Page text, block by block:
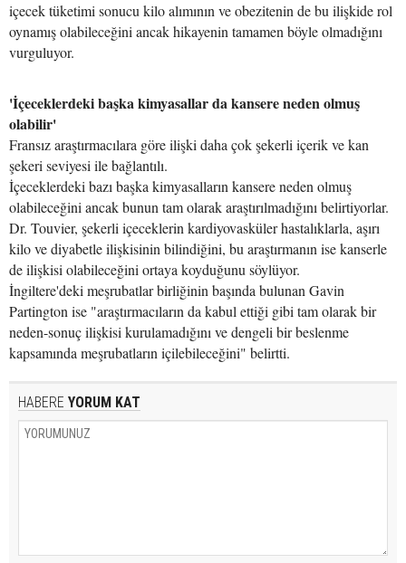
içecek tüketimi sonucu kilo alımının ve obezitenin de bu ilişkide rol
oynamış olabileceğini ancak hikayenin tamamen böyle olmadığını
vurguluyor.
'İçeceklerdeki başka kimyasallar da kansere neden olmuş
olabilir'
Fransız araştırmacılara göre ilişki daha çok şekerli içerik ve kan
şekeri seviyesi ile bağlantılı.
İçeceklerdeki bazı başka kimyasalların kansere neden olmuş
olabileceğini ancak bunun tam olarak araştırılmadığını belirtiyorlar.
Dr. Touvier, şekerli içeceklerin kardiyovasküler hastalıklarla, aşırı
kilo ve diyabetle ilişkisinin bilindiğini, bu araştırmanın ise kanserle
de ilişkisi olabileceğini ortaya koyduğunu söylüyor.
İngiltere'deki meşrubatlar birliğinin başında bulunan Gavin
Partington ise "araştırmacıların da kabul ettiği gibi tam olarak bir
neden-sonuç ilişkisi kurulamadığını ve dengeli bir beslenme
kapsamında meşrubatların içilebileceğini" belirtti.
HABERE YORUM KAT